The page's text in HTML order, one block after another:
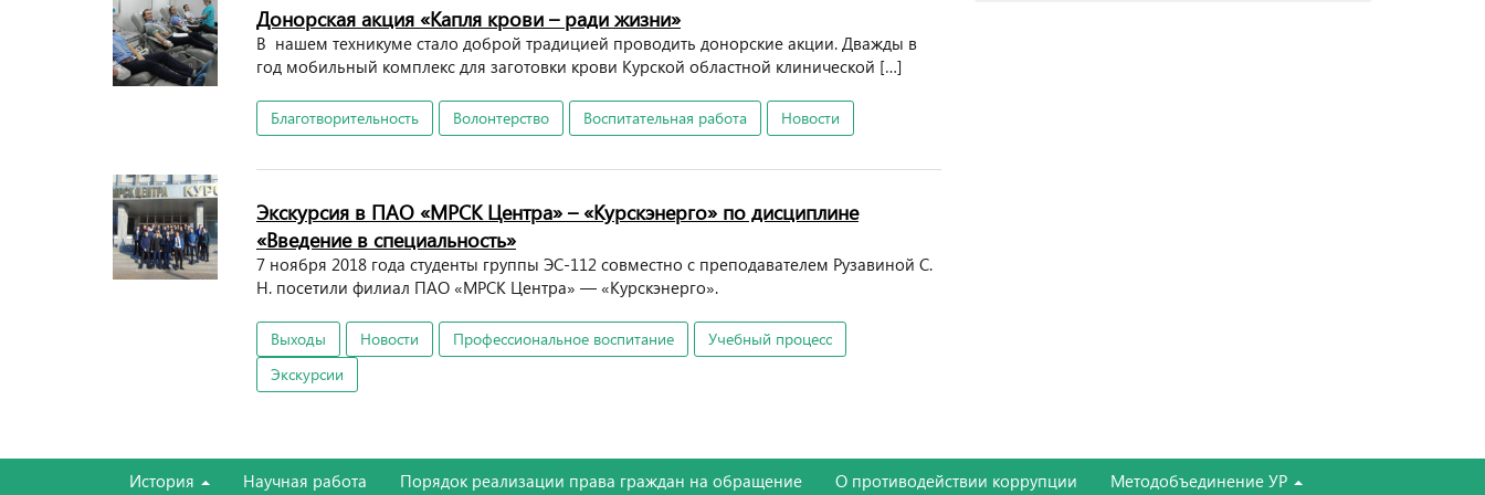
Донорская акция «Капля крови – ради жизни»
В нашем техникуме стало доброй традицией проводить донорские акции. Дважды в
год мобильный комплекс для заготовки крови Курской областной клинической […]
Благотворительность Волонтерство Воспитательная работа Новости
Экскурсия в ПАО «МРСК Центра» – «Курскэнерго» по дисциплине
«Введение в специальность»
7 ноября 2018 года студенты группы ЭС-112 совместно с преподавателем Рузавиной С.
Н. посетили филиал ПАО «МРСК Центра» — «Курскэнерго».
Выходы Новости Профессиональное воспитание
Учебный процесс
Экскурсии
История Научная работа Порядок реализации права граждан на обращение О противодействии коррупции Методобъединение УР